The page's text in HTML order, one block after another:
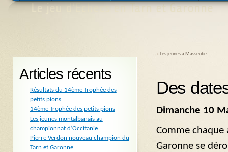
Le jeu d'Echecs en Tarn et Garonne
« Les jeunes à Masseube
Des
Dimanche 10
Comme
Garonne se
Articles récents
Résultats du 14ème Trophée des
petits pions
14ème Trophée des petits pions
Les jeunes montalbanais au
championnat d’Occitanie
Pierre Verdon nouveau champion du
Tarn et Garonne